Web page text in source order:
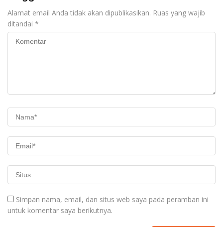
Alamat email Anda tidak akan dipublikasikan. Ruas yang wajib
ditandai *
Simpan nama, email, dan situs web saya pada peramban ini
untuk komentar saya berikutnya.